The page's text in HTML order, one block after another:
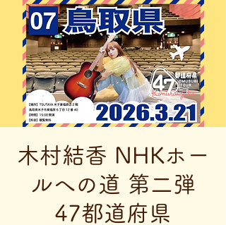
木村結香 NHKホー
ルへの道 第二弾
47都道府県